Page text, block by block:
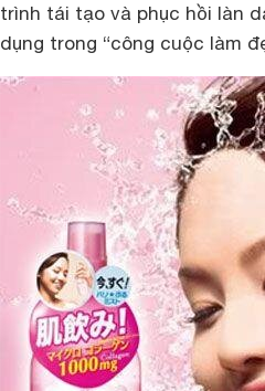
trình tái tạo và phục hồi làn
dụng trong “công cuộc làm